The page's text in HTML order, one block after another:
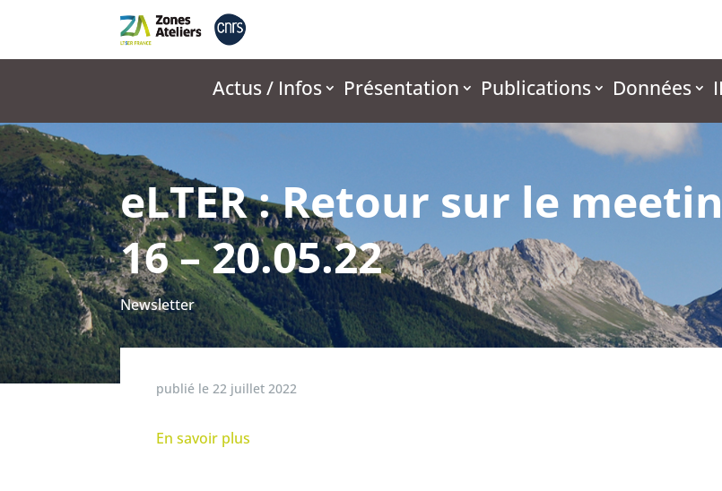
Actus / Infos Présentation Publications Données
eLTER : Retour sur le
16 – 20.05.22
Newsletter
publié le 22 juillet 2022
En savoir plus